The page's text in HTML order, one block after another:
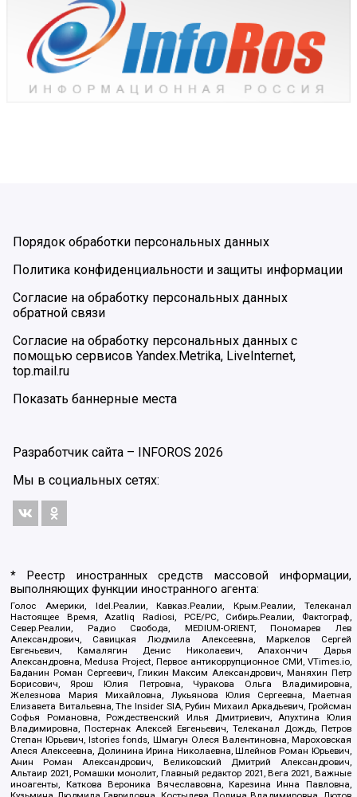
Порядок обработки персональных данных
Политика конфиденциальности и защиты информации
Согласие на обработку персональных данных
обратной связи
Согласие на обработку персональных данных с
помощью сервисов Yandex.Metrika, LiveInternet,
top.mail.ru
Показать баннерные места
Разработчик сайта – INFOROS 2026
Мы в социальных сетях:
* Реестр иностранных средств массовой информации,
выполняющих функции иностранного агента:
Голос Америки, Idel.Реалии, Кавказ.Реалии, Крым.Реалии, Телеканал
Настоящее Время, Azatliq Radiosi, PCE/PC, Сибирь.Реалии, Фактограф,
Север.Реалии, Радио Свобода, MEDIUM-ORIENT, Пономарев Лев
Александрович, Савицкая Людмила Алексеевна, Маркелов Сергей
Евгеньевич, Камалягин Денис Николаевич, Апахончич Дарья
Александровна, Medusa Project, Первое антикоррупционное СМИ, VTimes.io,
Баданин Роман Сергеевич, Гликин Максим Александрович, Маняхин Петр
Борисович, Ярош Юлия Петровна, Чуракова Ольга Владимировна,
Железнова Мария Михайловна, Лукьянова Юлия Сергеевна, Маетная
Елизавета Витальевна, The Insider SIA, Рубин Михаил Аркадьевич, Гройсман
Софья Романовна, Рождественский Илья Дмитриевич, Апухтина Юлия
Владимировна, Постернак Алексей Евгеньевич, Телеканал Дождь, Петров
Степан Юрьевич, Istories fonds, Шмагун Олеся Валентиновна, Мароховская
Алеся Алексеевна, Долинина Ирина Николаевна, Шлейнов Роман Юрьевич,
Анин Роман Александрович, Великовский Дмитрий Александрович,
Альтаир 2021, Ромашки монолит, Главный редактор 2021, Вега 2021, Важные
иноагенты, Каткова Вероника Вячеславовна, Карезина Инна Павловна,